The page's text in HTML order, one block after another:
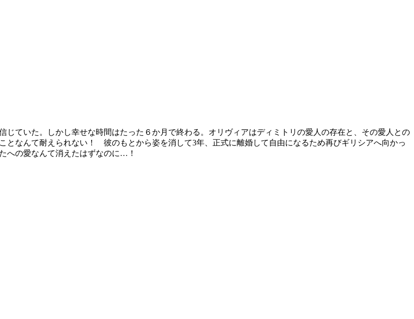
ていた。しかし幸せな時間はたった６か月で終わる。オリヴィアはディミトリの愛人の存在と、その愛人との
となんて耐えられない！ 彼のもとから姿を消して3年、正式に離婚して自由になるため再びギリシアへ向かっ
への愛なんて消えたはずなのに…！